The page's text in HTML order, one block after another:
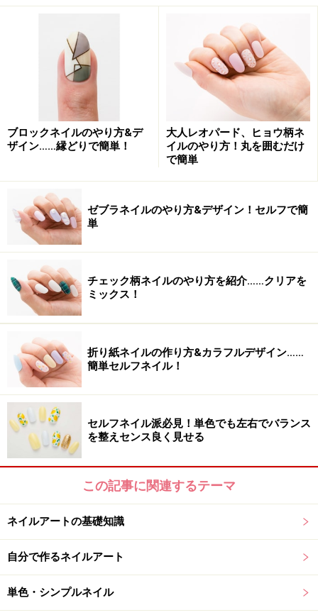
夏にブラックが新鮮！ハーフムーンフレン
ブラック×レッド×ホワイトの3色コンビネーションで大
胆にマリンカラーをアレンジ。
ランダムなハーフムーンが大人のポップさを表現
■ハンド
ムーンフレンチを作ります。5本のデザインをランダム
にすることでマリンカラーがよりポップに引き立ちま
す。
人差し指にゴールドのラインを入れてアクセントをプラ
ス。水着だけでなく様々なファッションに合わせたくな
るネイルです。
■フット
水際に映える鮮やかなレッドで仕上げます。水をイメー
ジした水色や紫など寒色系のラインストーンをあしらい
清涼感をプラス。
セパレートのラインをゴールドのホロやパーツで作り、
きらめく夏ネイルに仕上げます。
オレンジ×ゴールドは夏の定番カラー
ブロックネイルのやり方&デ
ザイン……縁どりで簡単！
大人レオパード、ヒョウ柄ネ
イルのやり方！丸を囲むだけ
で簡単
ゼブラネイルのやり方&デザイン！セルフで簡
単
チェック柄ネイルのやり方を紹介……クリアを
ミックス！
折り紙ネイルの作り方&カラフルデザイン……
簡単セルフネイル！
セルフネイル派必見！単色でも左右でバランス
を整えセンス良く見せる
この記事に関連するテーマ
ネイルアートの基礎知識
自分で作るネイルアート
単色・シンプルネイル